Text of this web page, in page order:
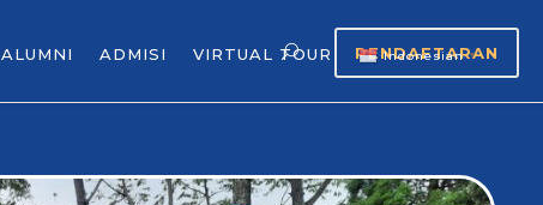
ALUMNI ADMISI VIRTUAL TOUR Indonesian ▼
PENDAFTARAN